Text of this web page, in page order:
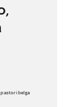
pastori belga